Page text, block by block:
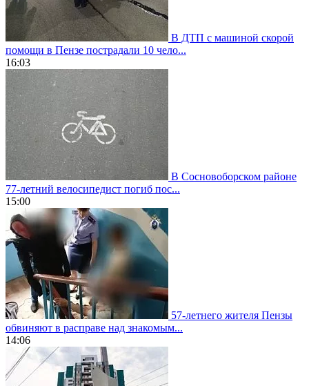
В ДТП с машиной скорой
помощи в Пензе пострадали 10 чело...
16:03
В Сосновоборском районе
77-летний велосипедист погиб пос...
15:00
57-летнего жителя Пензы
обвиняют в расправе над знакомым...
14:06